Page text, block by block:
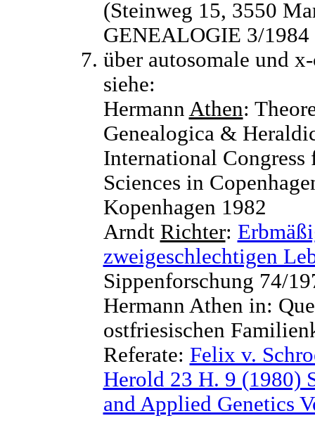
(Steinweg 15, 3550
GENEALOGIE 3/1984
über autosomale und
siehe:
Hermann Athen:
Genealogica &
International
Sciences in
Kopenhagen 1982
Arndt Richter:
zweigeschlechtigen
Sippenforschung 74/
Hermann Athen in:
ostfriesischen
Referate: Felix v.
Herold 23 H. 9 (1980)
and Applied Genetics